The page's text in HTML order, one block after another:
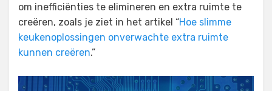
om inefficiënties te elimineren en extra ruimte te
creëren, zoals je ziet in het artikel “Hoe slimme
keukenoplossingen onverwachte extra ruimte
kunnen creëren.”